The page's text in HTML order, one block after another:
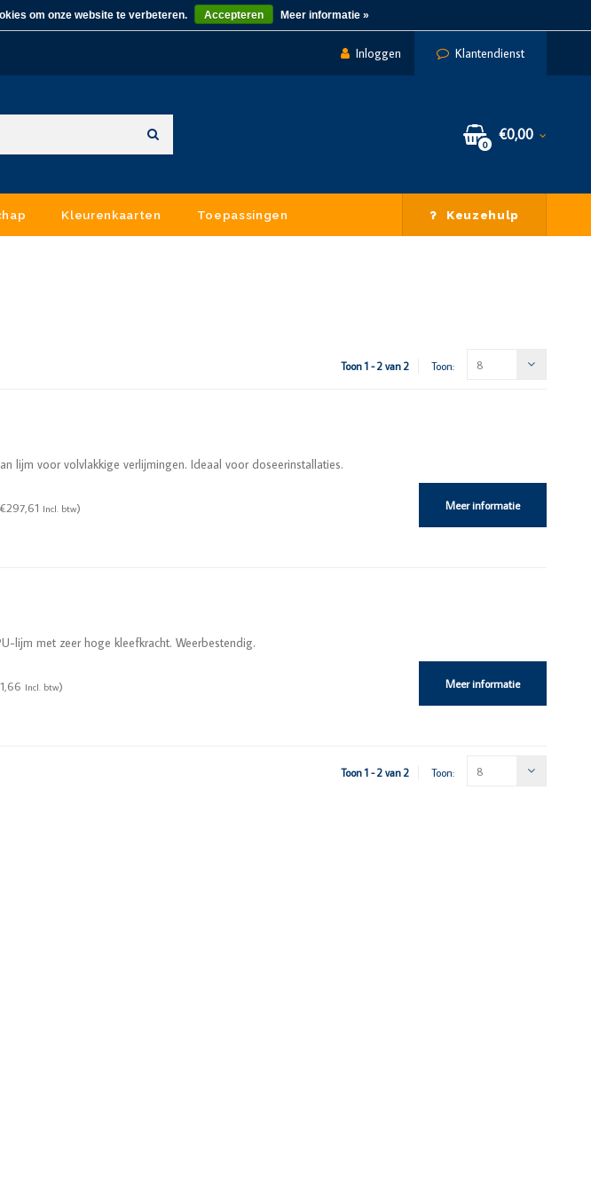
Inloggen Klantendienst
0
€0,00
Kleurenkaarten Toepassingen Keuzehulp
Toon 1 - 2 van 2 Toon: 8
lijm voor volvlakkige verlijmingen. Ideaal voor doseerinstallaties.
Incl. btw) Meer informatie
lijm met zeer hoge kleefkracht. Weerbestendig.
Incl. btw) Meer informatie
Toon 1 - 2 van 2 Toon: 8
om onze website te verbeteren. Accepteren Meer informatie »